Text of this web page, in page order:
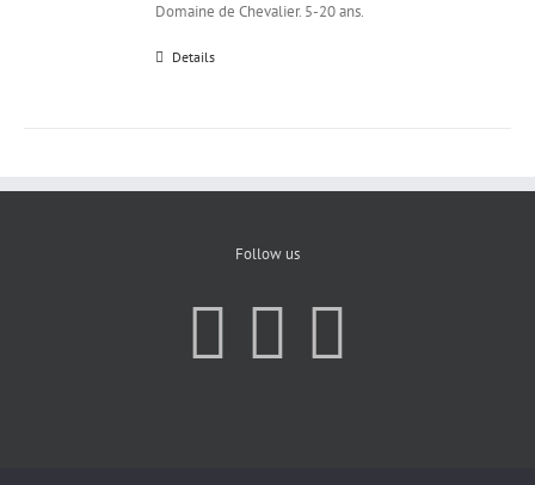
Domaine de Chevalier. 5-20 ans.
Details
Follow us